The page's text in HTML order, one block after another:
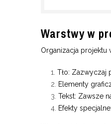
Warstwy w
Organizacja
Tło: Zazwyczaj
Elementy
Tekst: Zawsze
Efekty